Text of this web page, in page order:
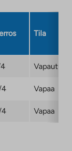
Tila
Vapaa
4 Vapaa